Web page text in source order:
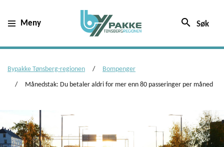
Meny search Søk
Bypakke Tønsberg-regionen Bompenger
Månedstak: Du betaler aldri for mer enn 80 passeringer per måned